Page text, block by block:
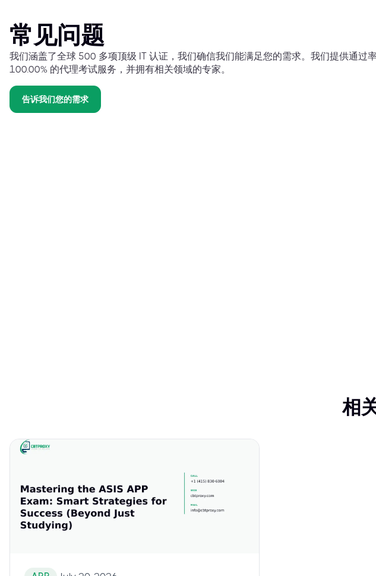
常见问题
我们涵盖了全球 500 多项顶级 IT 认证，我们确信我们能满足您的需求。我们提供通过
100.00% 的代理考试服务，并拥有相关领域的专家。
告诉我们您的需求
相